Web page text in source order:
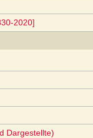
2020]
Dargestellte)